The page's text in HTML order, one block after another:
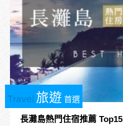
Travel 旅遊 首選
長灘島熱門住宿推薦 Top15